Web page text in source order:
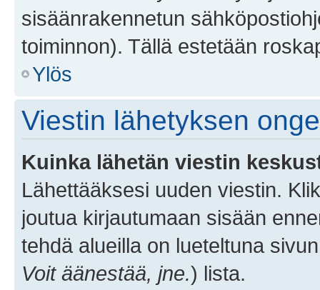
sisäänrakennetun
toiminnon). Tällä estetään
Ylös
Viestin lähetyksen
Kuinka lähetän viestin
Lähettääksesi uuden viestin.
joutua kirjautumaan sisään
tehdä alueilla on lueteltuna
Voit äänestää, jne.) lista.